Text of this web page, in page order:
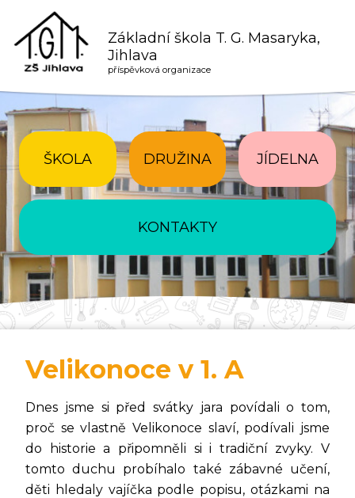
Základní škola T. G. Masaryka,
Jihlava
příspěvková organizace
ŠKOLA DRUŽINA JÍDELNA
KONTAKTY
Velikonoce v 1. A
Dnes jsme si před svátky jara povídali o tom,
proč se vlastně Velikonoce slaví, podívali jsme
do historie a připomněli si i tradiční zvyky. V
tomto duchu probíhalo také zábavné učení,
děti hledaly vajíčka podle popisu, otázkami na